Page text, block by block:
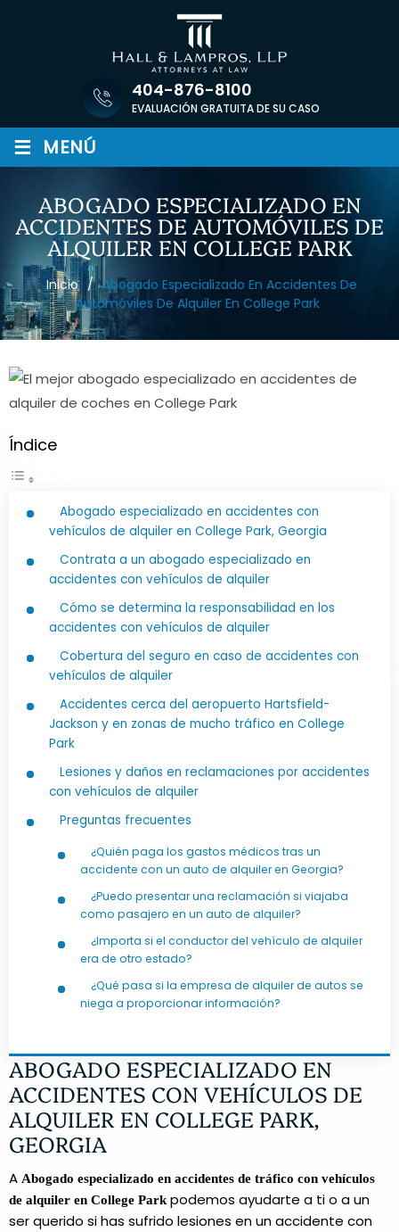
404-876-8100
EVALUACIÓN GRATUITA DE SU CASO
≡ MENÚ
ABOGADO ESPECIALIZADO EN
ACCIDENTES DE AUTOMÓVILES DE
ALQUILER EN COLLEGE PARK
Inicio / Abogado Especializado En Accidentes De
Automóviles De Alquiler En College Park
Índice
Abogado especializado en accidentes con
vehículos de alquiler en College Park, Georgia
Contrata a un abogado especializado en
accidentes con vehículos de alquiler
Cómo se determina la responsabilidad en los
accidentes con vehículos de alquiler
Cobertura del seguro en caso de accidentes con
vehículos de alquiler
Accidentes cerca del aeropuerto Hartsfield-
Jackson y en zonas de mucho tráfico en College
Park
Lesiones y daños en reclamaciones por accidentes
con vehículos de alquiler
Preguntas frecuentes
¿Quién paga los gastos médicos tras un
accidente con un auto de alquiler en Georgia?
¿Puedo presentar una reclamación si viajaba
como pasajero en un auto de alquiler?
¿Importa si el conductor del vehículo de alquiler
era de otro estado?
¿Qué pasa si la empresa de alquiler de autos se
niega a proporcionar información?
ABOGADO ESPECIALIZADO EN
ACCIDENTES CON VEHÍCULOS DE
ALQUILER EN COLLEGE PARK,
GEORGIA
A Abogado especializado en accidentes de tráfico con vehículos
de alquiler en College Parkpodemos ayudarte a ti o a un
ser querido si has sufrido lesiones en un accidente con